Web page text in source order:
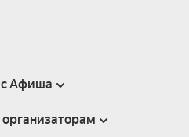
Афиша